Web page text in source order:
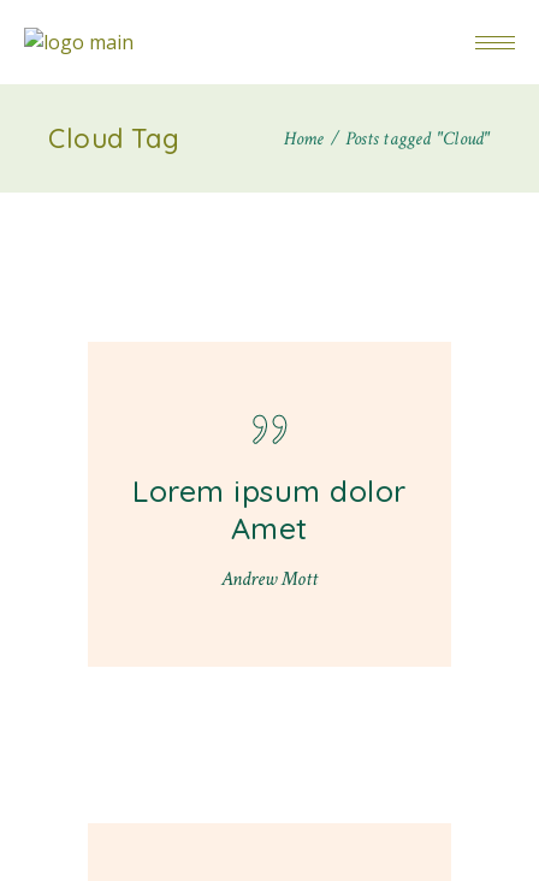
Cloud Tag Home Posts tagged "Cloud"
Lorem ipsum dolor
Amet
Andrew Mott